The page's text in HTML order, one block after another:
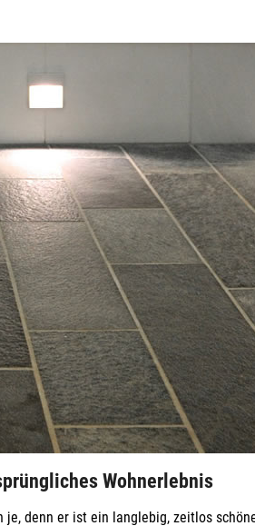
Wohnerlebnis
denn er ist ein langlebig, zeitlos